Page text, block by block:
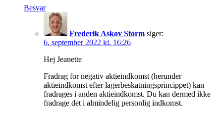
Besvar
Frederik Askov Storm siger:
6. september 2022 kl. 16:26
Hej Jeanette
Fradrag for negativ aktieindkomst (herunder
aktieindkomst efter lagerbeskatningsprincippet) kan
fradrages i anden aktieindkomst. Du kan dermed ikke
fradrage det i almindelig personlig indkomst.